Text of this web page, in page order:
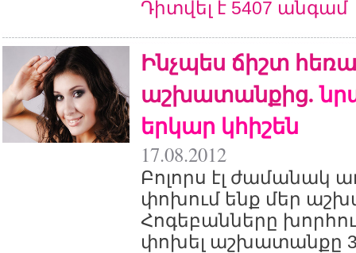
Դիտվել է 5407 անգամ
Ինչպես ճիշտ
աշխատանքից.
երկար կհիշեն
17.08.2012
Բոլորս էլ ժամանակ
փոխում ենք մեր
Հոգեբանները
փոխել աշխատանքը